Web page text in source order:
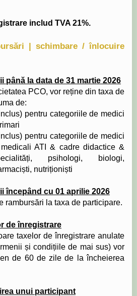
includ TVA 21%.
| schimbare / înlocuire
până la data de 31 martie 2026
PCO, vor reține din taxa de
de:
pentru categoriile de medici
pentru categoriile de medici
ATI & cadre didactice &
psihologi, biologi,
nutriționiști
începând cu 01 aprilie 2026
rambursări la taxa de participare.
de înregistrare
taxelor de înregistrare anulate
și condițiile de mai sus) vor
de 60 de zile de la încheierea
unui participant